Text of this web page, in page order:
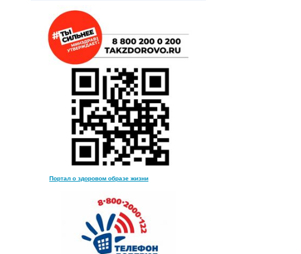
Портал о здоровом образе жизни